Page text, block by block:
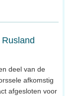
deel van de
afkomstig
afgesloten voor